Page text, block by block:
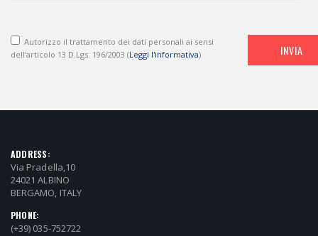
Autorizzo il trattamento dei dati personali ai sensi
dell'articolo 13 D.Lgs. 196/2003 (Leggi l'informativa) INVIA
ADDRESS:
Via Pradella,10
24021 ALBINO
BERGAMO, ITALY
PHONE:
(+39) 035-752722